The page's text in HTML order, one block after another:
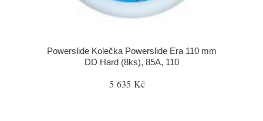
Powerslide Kolečka Powerslide Era 110 mm
DD Hard (8ks), 85A, 110
5 635 Kč